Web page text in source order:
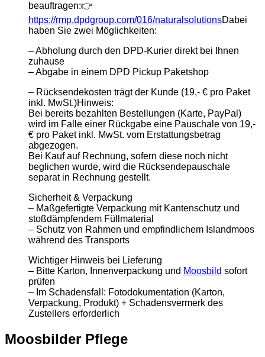
beauftragen:👉
https://rmp.dpdgroup.com/016/naturalsolutionsDabei
haben Sie zwei Möglichkeiten:
– Abholung durch den DPD-Kurier direkt bei Ihnen
zuhause
– Abgabe in einem DPD Pickup Paketshop
– Rücksendekosten trägt der Kunde (19,- € pro Paket
inkl. MwSt.)Hinweis:
Bei bereits bezahlten Bestellungen (Karte, PayPal)
wird im Falle einer Rückgabe eine Pauschale von 19,-
€ pro Paket inkl. MwSt. vom Erstattungsbetrag
abgezogen.
Bei Kauf auf Rechnung, sofern diese noch nicht
beglichen wurde, wird die Rücksendepauschale
separat in Rechnung gestellt.
Sicherheit & Verpackung
– Maßgefertigte Verpackung mit Kantenschutz und
stoßdämpfendem Füllmaterial
– Schutz von Rahmen und empfindlichem Islandmoos
während des Transports
Wichtiger Hinweis bei Lieferung
– Bitte Karton, Innenverpackung und Moosbild sofort
prüfen
– Im Schadensfall: Fotodokumentation (Karton,
Verpackung, Produkt) + Schadensvermerk des
Zustellers erforderlich
Moosbilder Pflege